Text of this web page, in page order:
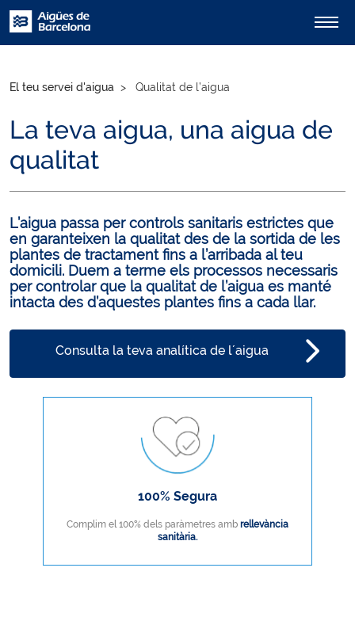
El teu servei d'aigua Qualitat de l’aigua
La teva aigua, una aigua de
qualitat
L’aigua passa per controls sanitaris estrictes que
en garanteixen la qualitat des de la sortida de les
plantes de tractament fins a l’arribada al teu
domicili. Duem a terme els processos necessaris
per controlar que la qualitat de l’aigua es manté
intacta des d’aquestes plantes fins a cada llar.
Consulta la teva analítica de l´aigua
100% Segura
Complim el 100% dels paràmetres amb rellevància
sanitària.